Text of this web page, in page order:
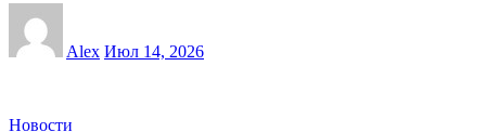
Alex Июл 14, 2026
Новости